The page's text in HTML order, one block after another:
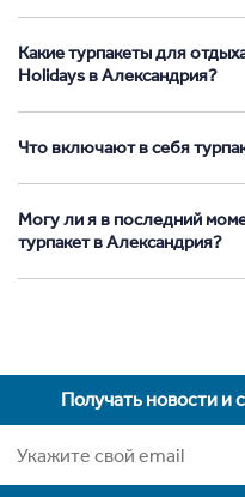
Какие турпакеты для
Holidays в Александрия?
Что включают в себя
Могу ли я в последний
турпакет в Александрия?
Получать новости